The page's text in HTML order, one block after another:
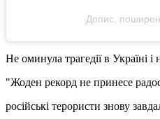
Допис,
Не оминула трагедії в Україні
"Жоден рекорд не принесе
російські терористи знову